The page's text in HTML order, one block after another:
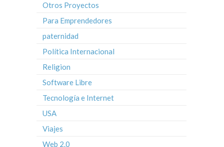
Otros Proyectos
Para Emprendedores
paternidad
Política Internacional
Religion
Software Libre
Tecnología e Internet
USA
Viajes
Web 2.0